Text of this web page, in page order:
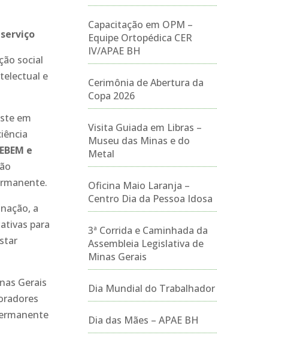
social
e
em
e
a
para
Gerais
Capacitação em OPM –
Equipe Ortopédica CER
IV/APAE BH
Cerimônia de Abertura da
Copa 2026
Visita Guiada em Libras –
Museu das Minas e do
Metal
Oficina Maio Laranja –
Centro Dia da Pessoa Idosa
3ª Corrida e Caminhada da
Assembleia Legislativa de
Minas Gerais
Dia Mundial do Trabalhador
Dia das Mães – APAE BH